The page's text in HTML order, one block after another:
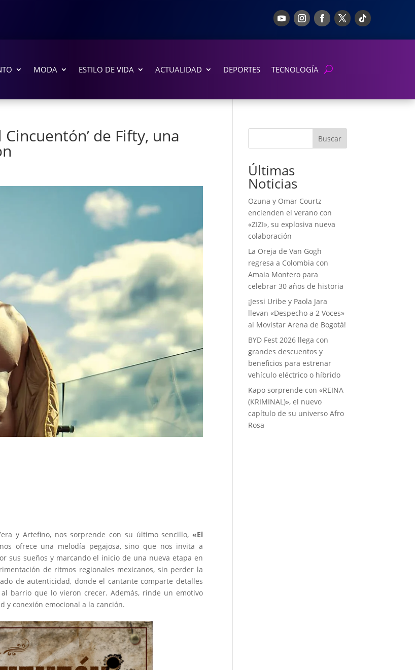
MODA ESTILO DE VIDA ACTUALIDAD DEPORTES TECNOLOGÍA
de Fifty, una
y Artefino, nos sorprende con su último sencillo, «El
ofrece una melodía pegajosa, sino que nos invita a
sus sueños y marcando el inicio de una nueva etapa en
de ritmos regionales mexicanos, sin perder la
de autenticidad, donde el cantante comparte detalles
barrio que lo vieron crecer. Además, rinde un emotivo
y conexión emocional a la canción.
Buscar
Últimas
Noticias
Ozuna y Omar Courtz
encienden el verano con
«ZIZI», su explosiva nueva
colaboración
La Oreja de Van Gogh
regresa a Colombia con
Amaia Montero para
celebrar 30 años de historia
¡Jessi Uribe y Paola Jara
llevan «Despecho a 2 Voces»
al Movistar Arena de Bogotá!
BYD Fest 2026 llega con
grandes descuentos y
beneficios para estrenar
vehículo eléctrico o híbrido
Kapo sorprende con «REINA
(KRIMINAL)», el nuevo
capítulo de su universo Afro
Rosa